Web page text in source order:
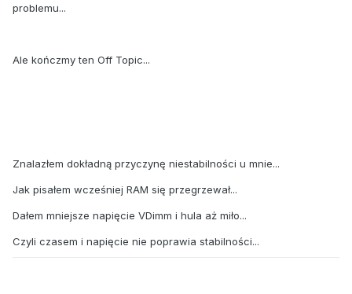
problemu...
Ale kończmy ten Off Topic...
Znalazłem dokładną przyczynę niestabilności u mnie...
Jak pisałem wcześniej RAM się przegrzewał...
Dałem mniejsze napięcie VDimm i hula aż miło...
Czyli czasem i napięcie nie poprawia stabilności...